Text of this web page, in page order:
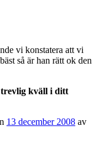
vi konstatera att vi
så är han rätt ok den
trevlig kväll i ditt
13 december 2008 av